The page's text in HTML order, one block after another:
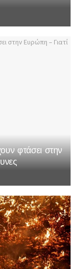
φτάσει στην